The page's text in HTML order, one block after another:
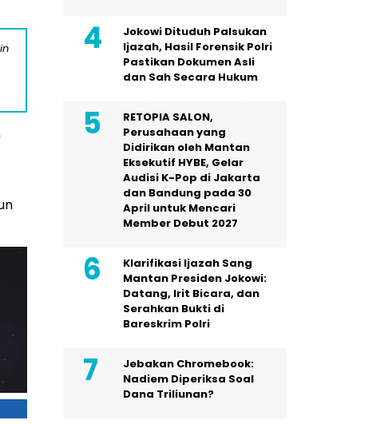
Jokowi Dituduh Palsukan
Ijazah, Hasil Forensik Polri
Pastikan Dokumen Asli
dan Sah Secara Hukum
RETOPIA SALON,
Perusahaan yang
Didirikan oleh Mantan
Eksekutif HYBE, Gelar
Audisi K-Pop di Jakarta
dan Bandung pada 30
April untuk Mencari
Member Debut 2027
Klarifikasi Ijazah Sang
Mantan Presiden Jokowi:
Datang, Irit Bicara, dan
Serahkan Bukti di
Bareskrim Polri
Jebakan Chromebook:
Nadiem Diperiksa Soal
Dana Triliunan?